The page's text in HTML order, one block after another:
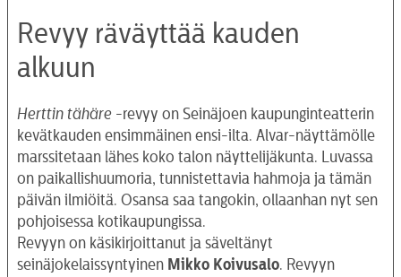
Revyy räväyttää kauden
alkuun
Herttin tähäre -revyy on Seinäjoen kaupunginteatterin
kevätkauden ensimmäinen ensi-ilta. Alvar-näyttämölle
marssitetaan lähes koko talon näyttelijäkunta. Luvassa
on paikallishuumoria, tunnistettavia hahmoja ja tämän
päivän ilmiöitä. Osansa saa tangokin, ollaanhan nyt sen
pohjoisessa kotikaupungissa.
Revyyn on käsikirjoittanut ja säveltänyt
seinäjokelaissyntyinen Mikko Koivusalo. Revyyn